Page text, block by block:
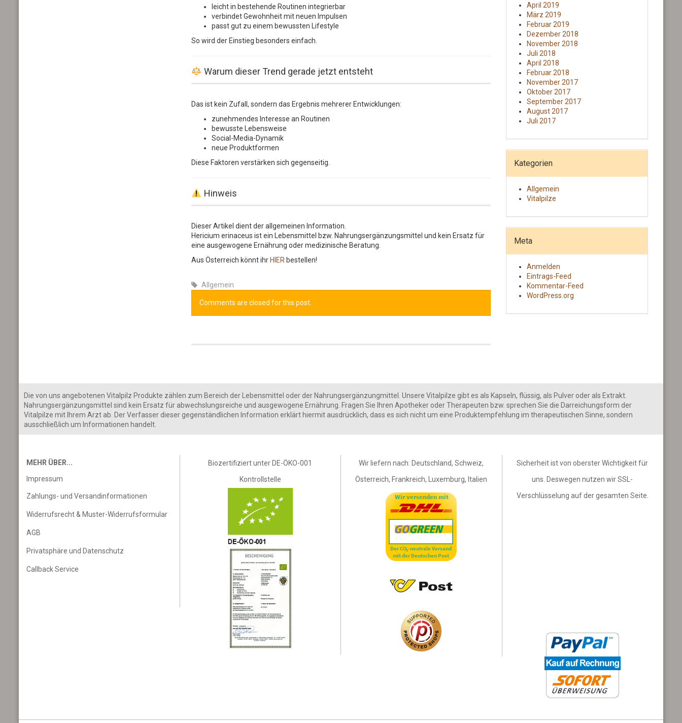
leicht in bestehende Routinen integrierbar
verbindet Gewohnheit mit neuen Impulsen
passt gut zu einem bewussten Lifestyle
So wird der Einstieg besonders einfach.
Warum dieser Trend gerade jetzt entsteht
Das ist kein Zufall, sondern das Ergebnis mehrerer Entwicklungen:
zunehmendes Interesse an Routinen
bewusste Lebensweise
Social-Media-Dynamik
neue Produktformen
Diese Faktoren verstärken sich gegenseitig.
Hinweis
Dieser Artikel dient der allgemeinen Information.
Hericium erinaceus ist ein Lebensmittel bzw. Nahrungsergänzungsmittel und kein Ersatz für
eine ausgewogene Ernährung oder medizinische Beratung.
Aus Österreich könnt ihr HIER bestellen!
Allgemein
Comments are closed for this post.
April 2019
März 2019
Februar 2019
Dezember 2018
November 2018
Juli 2018
April 2018
Februar 2018
November 2017
Oktober 2017
September 2017
August 2017
Juli 2017
Kategorien
Allgemein
Vitalpilze
Meta
Anmelden
Eintrags-Feed
Kommentar-Feed
WordPress.org
Die von uns angebotenen Vitalpilz Produkte zählen zum Bereich der Lebensmittel oder der Nahrungsergänzungmittel. Unsere Vitalpilze gibt es als Kapseln, flüssig, als Pulver oder als Extrakt.
Nahrungsergänzungsmittel sind kein Ersatz für abwechslungsreiche und ausgewogene Ernährung. Fragen Sie Ihren Apotheker oder Therapeuten bzw. sprechen Sie die Darreichungsform der
Vitalpilze mit Ihrem Arzt ab. Der Verfasser dieser gegenständlichen Information erklärt hiermit ausdrücklich, dass es sich nicht um eine Produktempfehlung im therapeutischen Sinne, sondern
ausschließlich um Informationen handelt.
MEHR ÜBER...
Impressum
Zahlungs- und Versandinformationen
Widerrufsrecht & Muster-Widerrufsformular
AGB
Privatsphäre und Datenschutz
Callback Service
Biozertifiziert unter DE-ÖKO-001
Kontrollstelle
Wir liefern nach: Deutschland, Schweiz,
Österreich, Frankreich, Luxemburg, Italien
Sicherheit ist von oberster Wichtigkeit für
uns. Deswegen nutzen wir SSL-
Verschlüsselung auf der gesamten Seite.